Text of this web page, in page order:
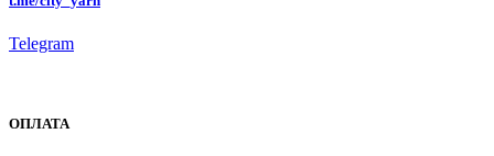
Telegram
ОПЛАТА